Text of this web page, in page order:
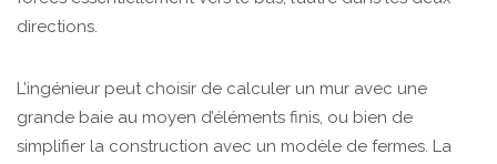
directions.
L’ingénieur peut choisir de calculer un mur avec une
grande baie au moyen d’éléments finis, ou bien de
simplifier la construction avec un modèle de fermes. La